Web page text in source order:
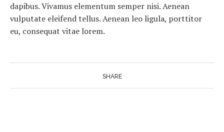
dapibus. Vivamus elementum semper nisi. Aenean
vulputate eleifend tellus. Aenean leo ligula, porttitor
eu, consequat vitae lorem.
SHARE